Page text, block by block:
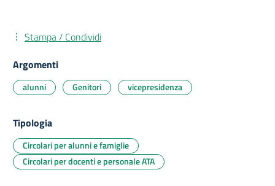
Stampa / Condividi
Argomenti
alunni Genitori vicepresidenza
Tipologia
Circolari per alunni e famiglie
Circolari per docenti e personale ATA